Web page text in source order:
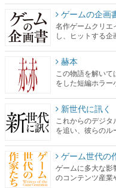
ゲームの企画
名作ゲームクリエ
し、ヒットする企
赫本
この物語を解い
をした短編ホラー
新世代に訊く
これからのデジ
を追い、彼らのル
ゲーム世代の
ゲームに多大な影
のコンテンツ産業